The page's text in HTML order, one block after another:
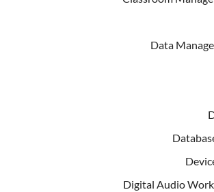
Data
Digital Audio